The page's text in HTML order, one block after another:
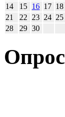
14
15 16 17 18
21
22 23 24 25
28
29 30
Опрос